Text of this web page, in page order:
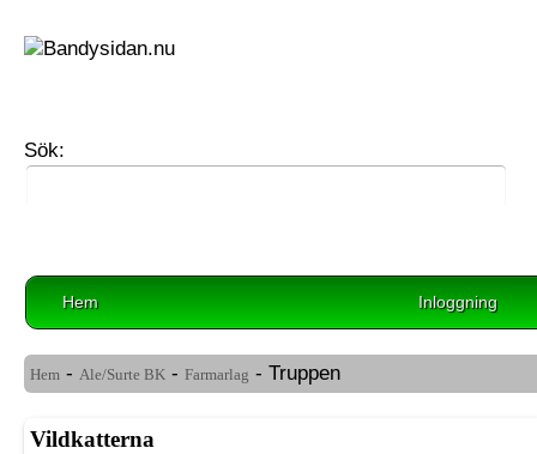
Sök:
Hem Inloggning
Hem - Ale/Surte BK - Farmarlag - Truppen
Vildkatterna